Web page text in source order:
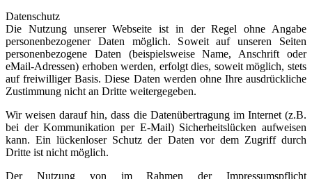
Datenschutz
Die Nutzung unserer Webseite ist in der Regel ohne Angabe
personenbezogener Daten möglich. Soweit auf unseren Seiten
personenbezogene Daten (beispielsweise Name, Anschrift oder
eMail-Adressen) erhoben werden, erfolgt dies, soweit möglich, stets
auf freiwilliger Basis. Diese Daten werden ohne Ihre ausdrückliche
Zustimmung nicht an Dritte weitergegeben.
Wir weisen darauf hin, dass die Datenübertragung im Internet (z.B.
bei der Kommunikation per E-Mail) Sicherheitslücken aufweisen
kann. Ein lückenloser Schutz der Daten vor dem Zugriff durch
Dritte ist nicht möglich.
Der Nutzung von im Rahmen der Impressumspflicht